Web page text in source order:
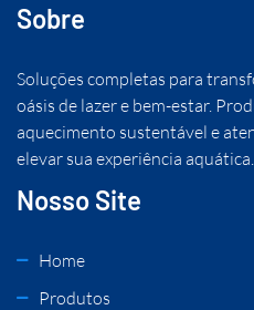
Sobre
Soluções completas para
oásis de lazer e bem-estar.
aquecimento sustentável e
elevar sua experiência aquática.
Nosso Site
Home
Produtos